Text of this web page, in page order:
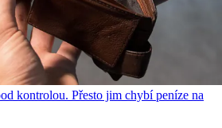
kontrolou. Přesto jim chybí peníze na